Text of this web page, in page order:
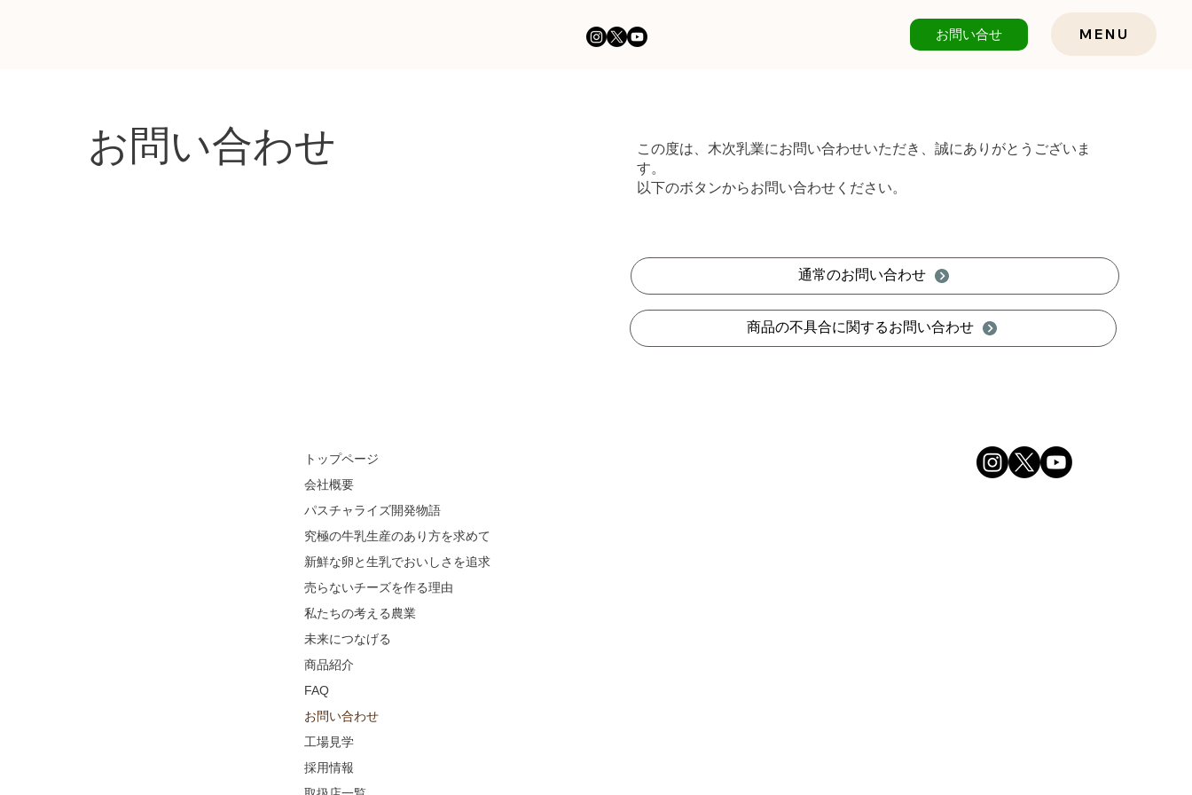
お問い合せ MENU
お問い合わせ
この度は、木次乳業にお問い合わせいただき、誠にありがとうございま
す。
以下のボタンからお問い合わせください。
通常のお問い合わせ
商品の不具合に関するお問い合わせ
トップページ
会社概要
パスチャライズ開発物語
究極の牛乳生産のあり方を求めて
新鮮な卵と生乳でおいしさを追求
売らないチーズを作る理由
私たちの考える農業
未来につなげる
商品紹介
FAQ
お問い合わせ
工場見学
採用情報